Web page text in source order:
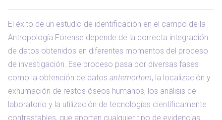
El éxito de un estudio de identificación en el campo de la
Antropología Forense depende de la correcta integración
de datos obtenidos en diferentes momentos del proceso
de investigación. Ese proceso pasa por diversas fases
como la obtención de datos antemortem, la localización y
exhumación de restos óseos humanos, los análisis de
laboratorio y la utilización de tecnologías científicamente
contrastables, que aporten cualquier tipo de evidencias